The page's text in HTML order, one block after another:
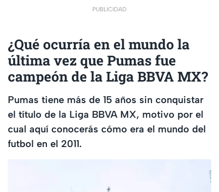
PUBLICIDAD
¿Qué ocurría en el mundo la
última vez que Pumas fue
campeón de la Liga BBVA MX?
Pumas tiene más de 15 años sin conquistar
el título de la Liga BBVA MX, motivo por el
cual aquí conocerás cómo era el mundo del
futbol en el 2011.